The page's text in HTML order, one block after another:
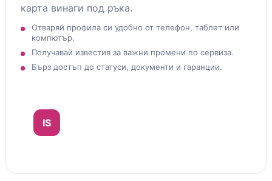
карта винаги под ръка.
Отваряй профила си удобно от телефон, таблет или
компютър.
Получавай известия за важни промени по сервиза.
Бърз достъп до статуси, документи и гаранции.
IS